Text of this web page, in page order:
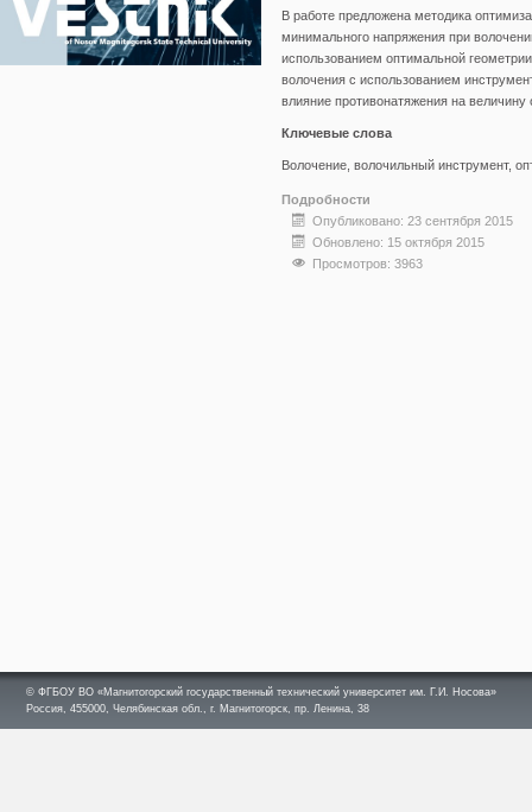
В работе предложена методика
минимального напряжения при
использованием оптимальной
волочения с использованием
влияние противонатяжения на
Ключевые слова
Волочение, волочильный инструмент,
Подробности
Опубликовано: 23 сентября 2015
Обновлено: 15 октября 2015
Просмотров: 3963
© ФГБОУ ВО «Магнитогорский государственный технический университет им. Г.И. Носова»
Россия, 455000, Челябинская обл., г. Магнитогорск, пр. Ленина, 38